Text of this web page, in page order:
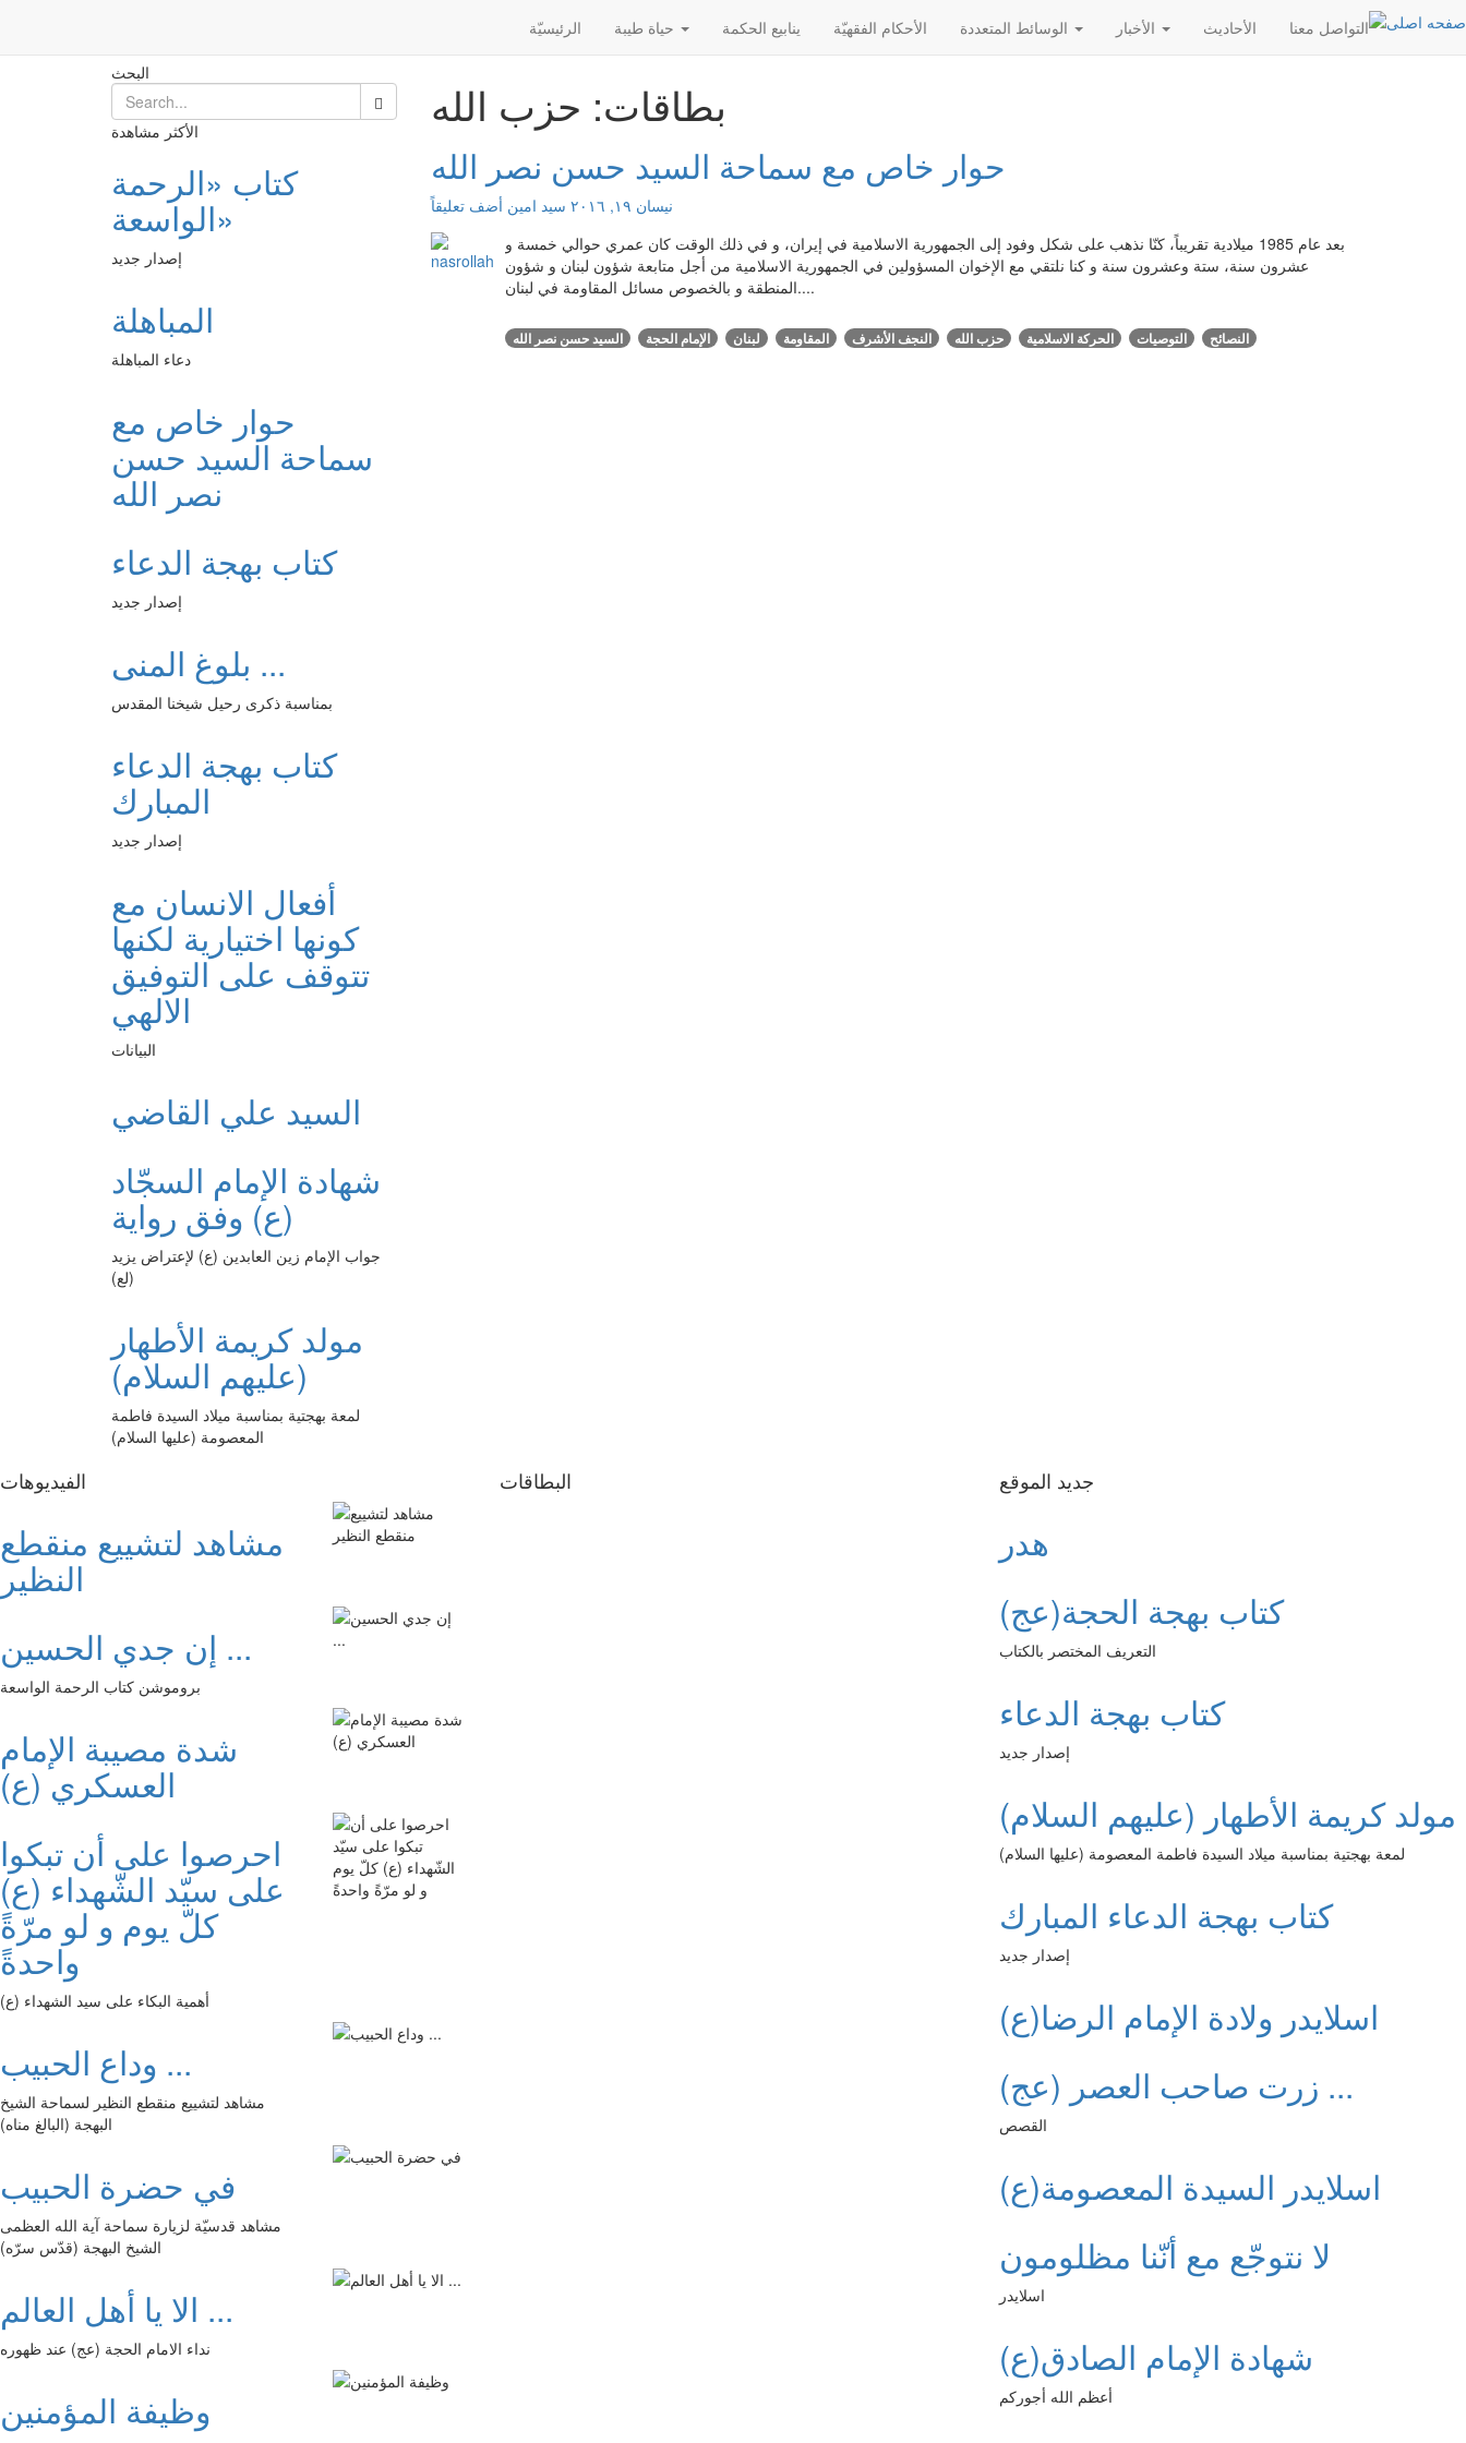
الرئیسیّة ينابيع الحكمة الأحکام الفقهیّة الأحادیث التواصل معنا
بطاقات: حزب الله
حوار خاص مع سماحة السيد حسن نصر الله
نيسان ١٩, ٢٠١٦ سید امین أضف تعليقاً
بعد عام 1985 ميلادية تقريباً، كنّا نذهب على شكل وفود إلى الجمهورية الاسلامية في إيران، و في ذلك الوقت كان عمري حوالي خمسة و
عشرون سنة، ستة وعشرون سنة و كنا نلتقي مع الإخوان المسؤولين في الجمهورية الاسلامية من أجل متابعة شؤون لبنان و شؤون
المنطقة و بالخصوص مسائل المقاومة في لبنان....
السيد حسن نصر الله الإمام الحجة لبنان المقاومة النجف الأشرف حزب الله الحركة الاسلامية التوصيات النصائح
البحث
الأكثر مشاهدة
كتاب «الرحمة
الواسعة»
إصدار جديد
المباهلة
دعاء المباهلة
حوار خاص مع
سماحة السيد حسن
نصر الله
كتاب بهجة الدعاء
إصدار جديد
بلوغ المنى ...
بمناسبة ذكرى رحيل شيخنا المقدس
كتاب بهجة الدعاء
المبارك
إصدار جديد
أفعال الانسان مع
كونها اختيارية لكنها
تتوقف على التوفيق
الالهي
البيانات
السيد علي القاضي
شهادة الإمام السجّاد
(ع) وفق رواية
جواب الإمام زين العابدين (ع) لإعتراض يزيد
(لع)
مولد كريمة الأطهار
(عليهم السلام)
لمعة بهجتية بمناسبة ميلاد السيدة فاطمة
المعصومة (عليها السلام)
الفیدیوهات
مشاهد لتشييع منقطع
النظير
إن جدي الحسين ...
بروموشن كتاب الرحمة الواسعة
شدة مصيبة الإمام
العسكري (ع)
احرصوا على أن تبكوا
على سيّد الشّهداء (ع)
كلّ يوم و لو مرّةً
واحدةً
أهمية البكاء على سيد الشهداء (ع)
وداع الحبيب ...
مشاهد لتشييع منقطع النظير لسماحة الشيخ
البهجة (البالغ مناه)
في حضرة الحبيب
مشاهد قدسيّة لزيارة سماحة آية الله العظمى
الشيخ البهجة (قدّس سرّه)
الا يا أهل العالم ...
نداء الامام الحجة (عج) عند ظهوره
وظيفة المؤمنين
البطاقات جديد الموقع
هدر
كتاب بهجة الحجة(عج)
التعريف المختصر بالكتاب
كتاب بهجة الدعاء
إصدار جديد
مولد كريمة الأطهار (عليهم السلام)
لمعة بهجتية بمناسبة ميلاد السيدة فاطمة المعصومة (عليها السلام)
كتاب بهجة الدعاء المبارك
إصدار جديد
اسلايدر ولادة الإمام الرضا(ع)
زرت صاحب العصر (عج) ...
القصص
اسلايدر السيدة المعصومة(ع)
لا نتوجّع مع أنّنا مظلومون
اسلايدر
شهادة الإمام الصادق(ع)
أعظم الله أجوركم